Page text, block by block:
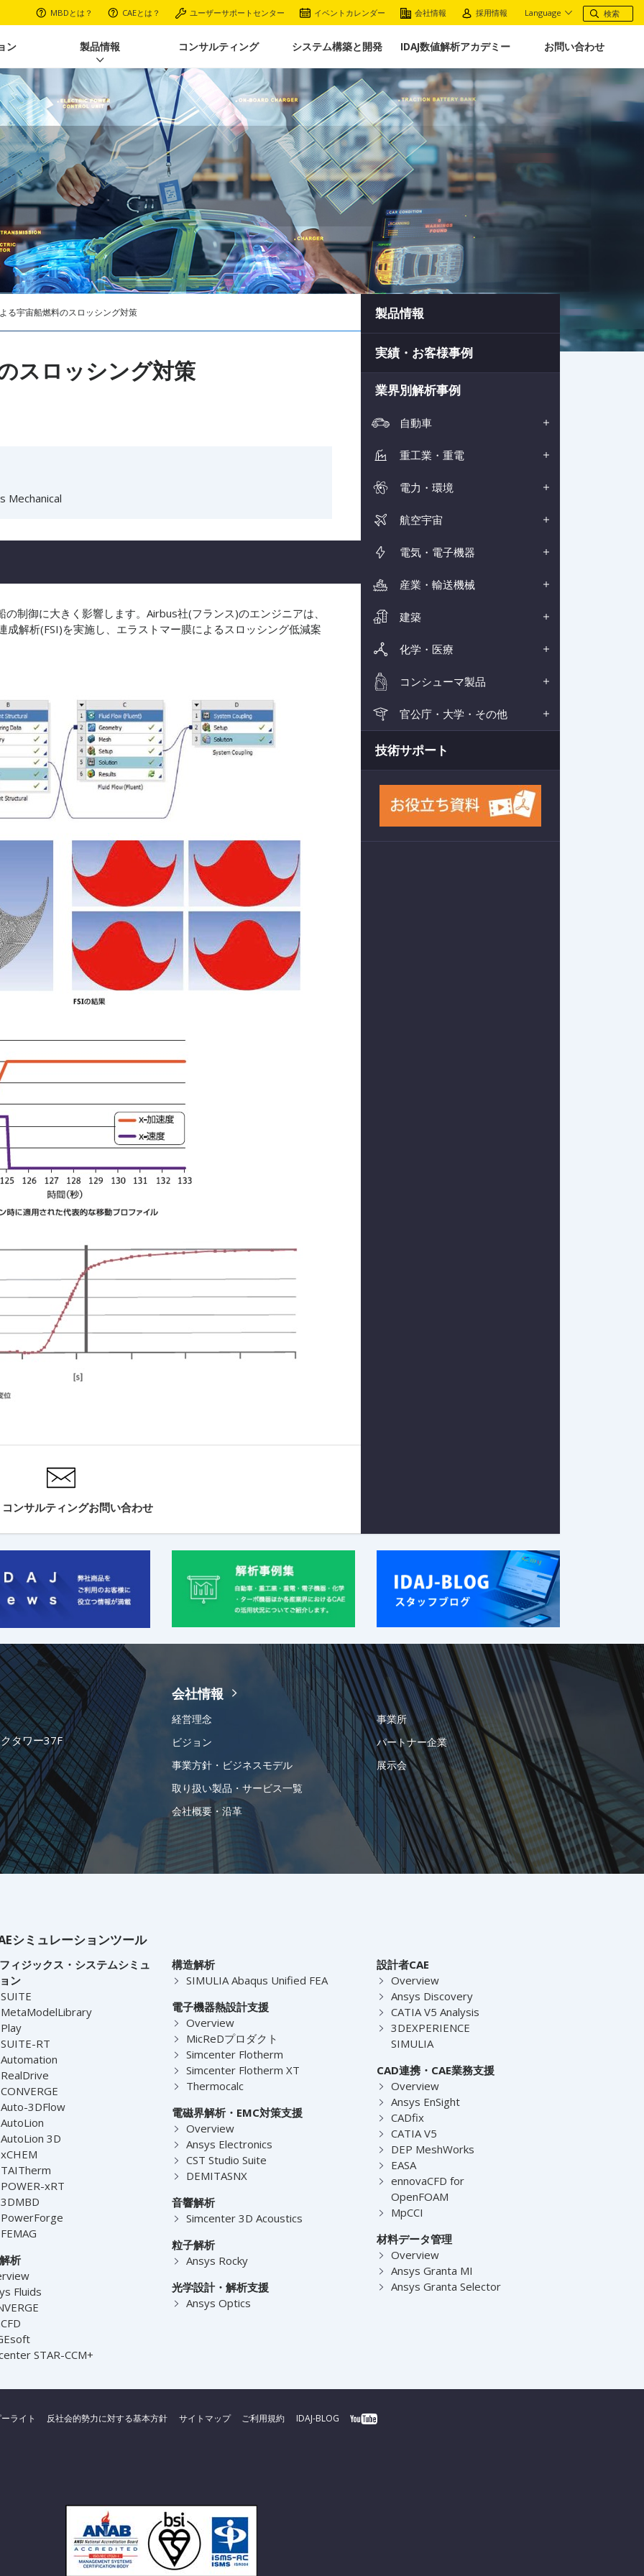
MBDとは？ CAEとは？ ユーザーサポートセンター イベントカレンダー 会社情報 採用情報 Language
ン 製品情報 コンサルティング システム構築と開発 IDAJ数値解析アカデミー お問い合わせ
る宇宙船燃料のスロッシング対策​
スロッシング対策​
Mechanical
制御に大きく影響します。Airbus社(フランス)のエンジニアは、
解析(FSI)を実施し、エラストマー膜によるスロッシング低減案
ンサルティングお問い合わせ
製品情報
実績・お客様事例
業界別解析事例
自動車
重工業・重電
電力・環境
航空宇宙
電気・電子機器
産業・輸送機械
建築
化学・医療
コンシューマ製品
官公庁・大学・その他
技術サポート
タワー37F
会社情報
経営理念
ビジョン
事業方針・ビジネスモデル
取り扱い製品・サービス一覧
会社概要・沿革
事業所
パートナー企業
展示会
シミュレーションツール
ィジックス・システムシミュ
ン
RT
3DFlow
3D
xRT
析
Fluids
STAR-CCM+
構造解析
SIMULIA Abaqus Unified FEA
電子機器熱設計支援
Overview
MicReDプロダクト
Simcenter Flotherm
Simcenter Flotherm XT
Thermocalc
電磁界解析・EMC対策支援
Overview
Ansys Electronics
CST Studio Suite
DEMITASNX
音響解析
Simcenter 3D Acoustics
粒子解析
Ansys Rocky
光学設計・解析支援
Ansys Optics
設計者CAE
Overview
Ansys Discovery
CATIA V5 Analysis
3DEXPERIENCE
SIMULIA
CAD連携・CAE業務支援
Overview
Ansys EnSight
CADfix
CATIA V5
DEP MeshWorks
EASA
ennovaCFD for
OpenFOAM
MpCCI
材料データ管理
Overview
Ansys Granta MI
Ansys Granta Selector
ライト 反社会的勢力に対する基本方針 サイトマップ ご利用規約 IDAJ-BLOG